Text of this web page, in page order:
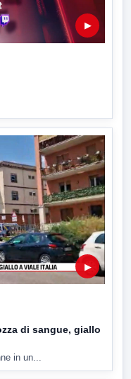
▶
▶
di sangue, giallo
in un...